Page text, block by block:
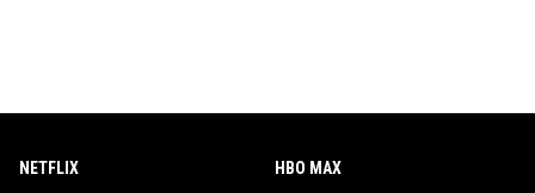
NETFLIX HBO MAX